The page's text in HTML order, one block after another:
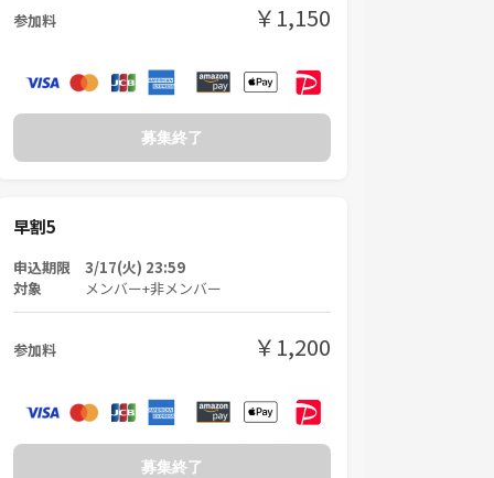
参加料 ￥1,150
募集終了
早割5
申込期限 3/17(火) 23:59
対象 メンバー+非メンバー
参加料 ￥1,200
募集終了